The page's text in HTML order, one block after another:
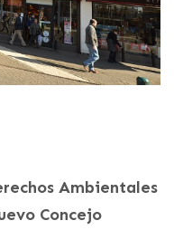
Ambientales
Concejo